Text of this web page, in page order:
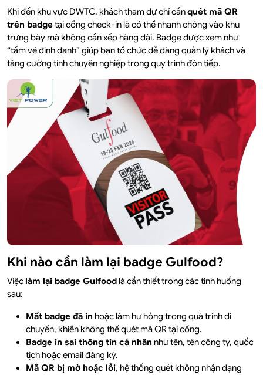
Khi đến khu vực DWTC, khách tham dự chỉ cầnquét mã QR
trên badgetại cổng check-in là có thể nhanh chóng vào khu
trưng bày mà không cần xếp hàng dài. Badge được xem như
“tấm vé định danh” giúp ban tổ chức dễ dàng quản lý khách và
tăng cường tính chuyên nghiệp trong quy trình đón tiếp.
Khi nào cần làm lại badge Gulfood?
Việc làm lại badge Gulfood là cần thiết trong các tình huống
sau:
Mất badge đã in hoặc làm hư hỏng trong quá trình di
chuyển, khiến không thể quét mã QR tại cổng.
Badge in sai thông tin cá nhân như tên, tên công ty, quốc
tịch hoặc email đăng ký.
Mã QR bị mờ hoặc lỗi, hệ thống quét không nhận dạng